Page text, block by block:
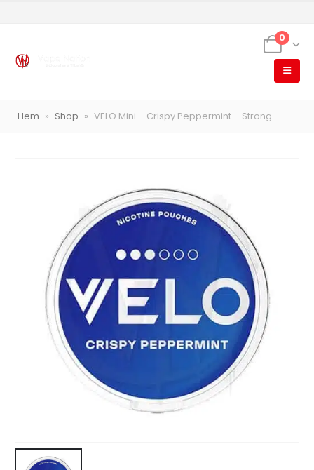
0
Hem » Shop » VELO Mini – Crispy Peppermint – Strong
Vapes, e-cigg & vitsnus
Populära engångsvapes Vitsnus
Leverans & frakt